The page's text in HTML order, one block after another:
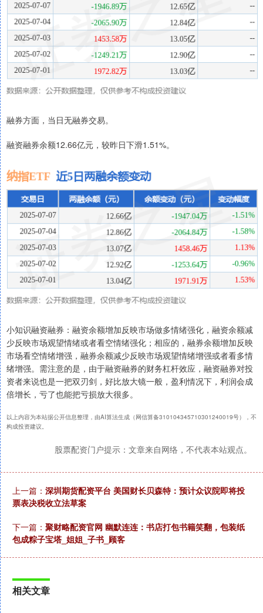
融券方面，当日无融券交易。
融资融券余额12.66亿元，较昨日下滑1.51%。
小知识融资融券：融资余额增加反映市场做多情绪强化，融资余额减
少反映市场观望情绪或者看空情绪强化；相应的，融券余额增加反映
市场看空情绪增强，融券余额减少反映市场观望情绪增强或者看多情
绪增强。需注意的是，由于融资融券的财务杠杆效应，融资融券对投
资者来说也是一把双刃剑，好比放大镜一般，盈利情况下，利润会成
倍增长，亏了也能把亏损放大很多。
以上内容为本站据公开信息整理，由AI算法生成（网信算备310104345710301240019号），不
构成投资建议。
股票配资门户提示：文章来自网络，不代表本站观点。
上一篇： 深圳期货配资平台 美国财长贝森特：预计众议院即将投
票表决税收立法草案
下一篇： 聚财略配资官网 幽默连连：书店打包书籍笑翻，包装纸
包成粽子宝塔_姐姐_子书_顾客
相关文章